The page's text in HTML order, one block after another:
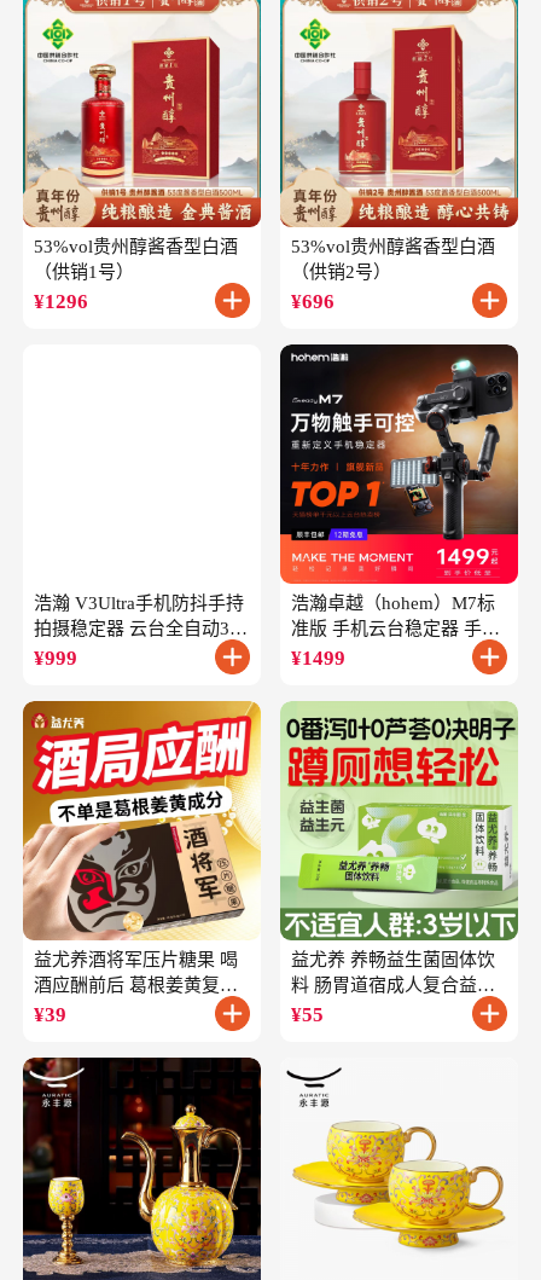
53%vol贵州醇酱香型白酒
（供销1号）
¥1296
53%vol贵州醇酱香型白酒
（供销2号）
¥696
浩瀚 V3Ultra手机防抖手持
拍摄稳定器 云台全自动360
度旋转跟拍 户外直播短视
¥999
浩瀚卓越（hohem）M7标
准版 手机云台稳定器 手持
云台正交三轴防抖 直播支
¥1499
益尤养酒将军压片糖果 喝
酒应酬前后 葛根姜黄复合
成分
¥39
益尤养 养畅益生菌固体饮
料 肠胃道宿成人复合益生
元
¥55